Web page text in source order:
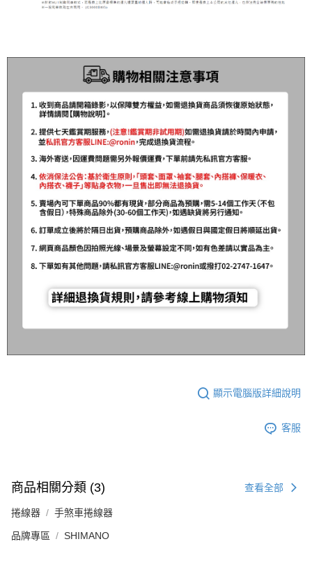
顯示電腦版詳細說明
客服
商品相關分類 (3) 查看全部
捲線器 手煞車捲線器
品牌專區 SHIMANO